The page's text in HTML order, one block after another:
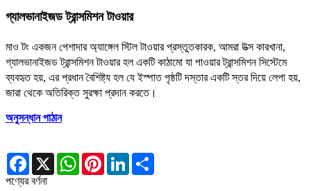
গ্যালভানাইজড ট্রান্সমিশন টাওয়ার
মাও টং একজন পেশাদার অ্যাঙ্গেল স্টিল টাওয়ার প্রস্তুতকারক, আমরা উত্স কারখানা,
গ্যালভানাইজড ট্রান্সমিশন টাওয়ার হল একটি কাঠামো যা পাওয়ার ট্রান্সমিশন সিস্টেমে
ব্যবহৃত হয়, এর প্রধান বৈশিষ্ট্য হল যে ইস্পাত পৃষ্ঠটি দস্তার একটি স্তর দিয়ে লেপা হয়,
জারা থেকে অতিরিক্ত সুরক্ষা প্রদান করতে।
অনুসন্ধান পাঠান
Facebook
X WhatsAppPinterestLinkedIn
পণ্যের বর্ণনা